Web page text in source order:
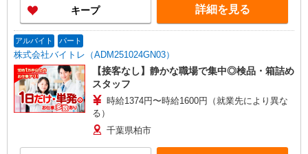
キープ 詳細を見る
アルバイト パート
株式会社バイトレ（ADM251024GN03）
【接客なし】静かな職場で集中◎検品・箱詰め
スタッフ
時給1374円〜時給1600円（就業先により異な
る）
千葉県柏市